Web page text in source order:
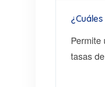
Permite
tasas